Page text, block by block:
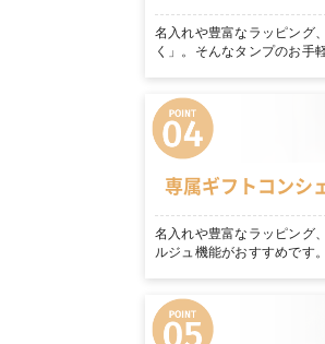
名入れや豊富なラッピング
く」。そんなタンプのお手
専属ギフトコンシ
名入れや豊富なラッピング
ルジュ機能がおすすめです